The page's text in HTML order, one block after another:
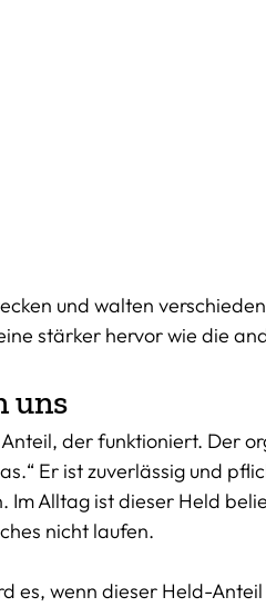
und walten
stärker hervor wie die
uns
der funktioniert. Der
Er ist zuverlässig und
Im Alltag ist dieser Held
nicht laufen.
es, wenn dieser Held-